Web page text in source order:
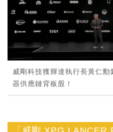
威剛科技獲輝達執行長黃仁
器供應鏈背板股！